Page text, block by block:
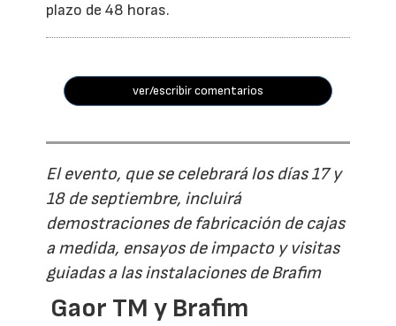
plazo de 48 horas.
ver/escribir comentarios
El evento, que se celebrará los días 17 y
18 de septiembre, incluirá
demostraciones de fabricación de cajas
a medida, ensayos de impacto y visitas
guiadas a las instalaciones de Brafim
Gaor TM y Brafim